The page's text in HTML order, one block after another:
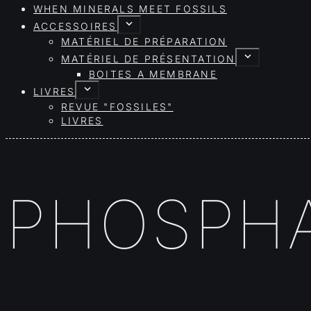
WHEN MINERALS MEET FOSSILS
ACCESSOIRES
MATÉRIEL DE PRÉPARATION
MATÉRIEL DE PRÉSENTATION
BOITES A MEMBRANE
LIVRES
REVUE "FOSSILES"
LIVRES